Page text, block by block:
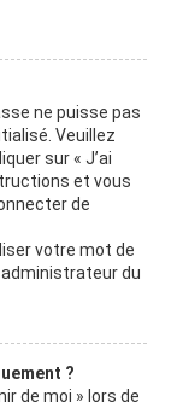
ne puisse pas
Veuillez
sur « J’ai
et vous
de
votre mot de
du
?
de moi » lors de